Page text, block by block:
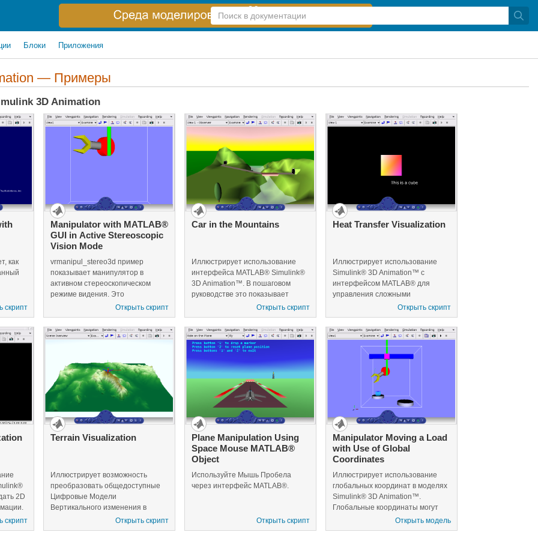
Справка
по
Блоки Приложения
— Примеры
3D Animation
как
скрипт
Manipulator with MATLAB®
GUI in Active Stereoscopic
Vision Mode
vrmanipul_stereo3d пример
показывает манипулятор в
активном стереоскопическом
режиме видения. Это
иллюстрирует эффект свойств
рендеринга стерео и пути, как
работать со стереоскопическими
свойствами VRFIGURE видения.
Открыть скрипт
Car in the Mountains
Иллюстрирует использование
интерфейса MATLAB® Simulink®
3D Animation™. В пошаговом
руководстве это показывает
команды для того, чтобы
запросить и управлять объектами
виртуального мира. Вы узнаете о
структурах виртуального мира и
затем переместитесь по
виртуальному автомобилю вдоль
пути через горы.
Открыть скрипт
Heat Transfer Visualization
Иллюстрирует использование
Simulink® 3D Animation™ с
интерфейсом MATLAB® для
управления сложными
Открыть скрипт
2D
скрипт
Terrain Visualization
Иллюстрирует возможность
преобразовать общедоступные
Цифровые Модели
Вертикального изменения в
формат X3D для использования в
сценах виртуальной реальности.
Открыть скрипт
Plane Manipulation Using
Space Mouse MATLAB®
Object
Используйте Мышь Пробела
через интерфейс MATLAB®.
Открыть скрипт
Manipulator Moving a Load
with Use of Global
Coordinates
Иллюстрирует использование
глобальных координат в моделях
Simulink® 3D Animation™.
Глобальные координаты могут
использоваться в модели во
многих отношениях для
Открыть модель